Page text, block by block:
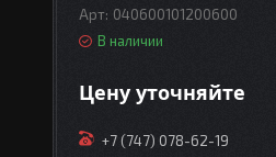
040600101200600
В наличии
Цену уточняйте
+7 (747) 078-62-19